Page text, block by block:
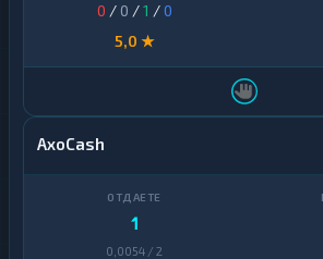
0 / 0 /1 /0
5,0 ★
AxoCash
1
0,0054 / 2